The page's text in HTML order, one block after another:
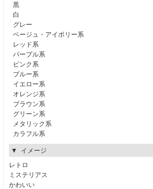
黒
白
グレー
ベージュ・アイボリー系
レッド系
パープル系
ピンク系
ブルー系
イエロー系
オレンジ系
ブラウン系
グリーン系
メタリック系
カラフル系
イメージ
レトロ
ミステリアス
かわいい